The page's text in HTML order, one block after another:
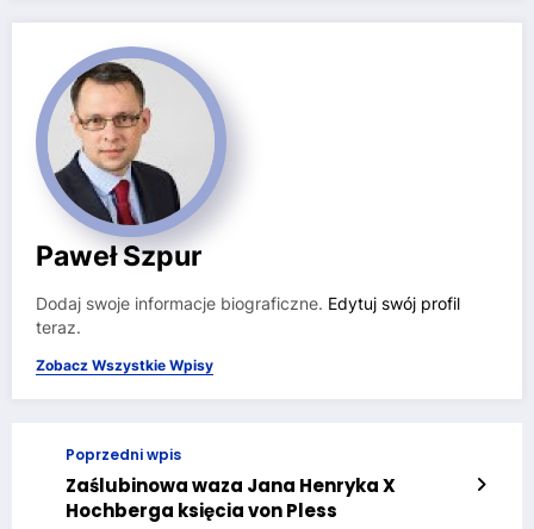
Paweł Szpur
Dodaj swoje informacje biograficzne. Edytuj swój profil
teraz.
Zobacz Wszystkie Wpisy
Poprzedni wpis
Zaślubinowa waza Jana Henryka X
Hochberga księcia von Pless